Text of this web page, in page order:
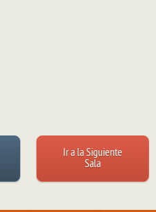
Ir a la Siguiente
Sala